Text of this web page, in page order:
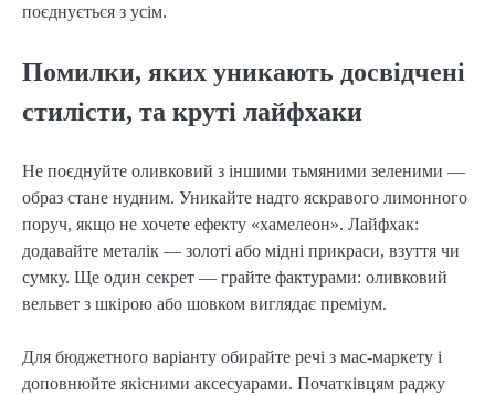
поєднується з усім.
Помилки, яких уникають досвідчені
стилісти, та круті лайфхаки
Не поєднуйте оливковий з іншими тьмяними зеленими —
образ стане нудним. Уникайте надто яскравого лимонного
поруч, якщо не хочете ефекту «хамелеон». Лайфхак:
додавайте металік — золоті або мідні прикраси, взуття чи
сумку. Ще один секрет — грайте фактурами: оливковий
вельвет з шкірою або шовком виглядає преміум.
Для бюджетного варіанту обирайте речі з мас-маркету і
доповнюйте якісними аксесуарами. Початківцям раджу